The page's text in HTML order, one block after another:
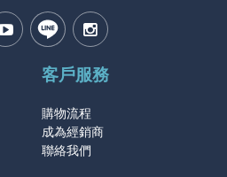
客戶服務
購物流程
成為經銷商
聯絡我們